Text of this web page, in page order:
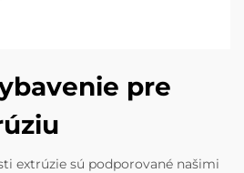
pre
extrúzie sú podporované našimi